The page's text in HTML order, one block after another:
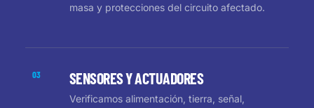
masa y protecciones del circuito afectado.
03 SENSORES Y ACTUADORES
Verificamos alimentación, tierra, señal,